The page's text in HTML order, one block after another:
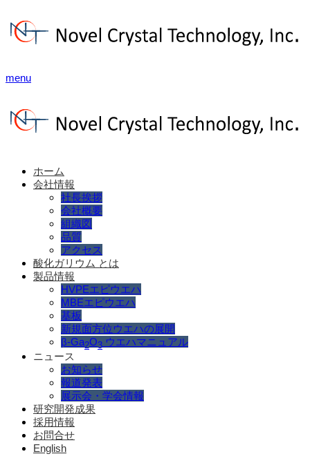
menu
ホーム
会社情報
社長挨拶
会社概要
組織図
品質
アクセス
酸化ガリウム とは
製品情報
HVPEエピウエハ
MBEエピウエハ
基板
新規面方位ウエハの展開
β-Ga2O3 ウエハマニュアル
ニュース
お知らせ
報道発表
展示会・学会情報
研究開発成果
採用情報
お問合せ
English